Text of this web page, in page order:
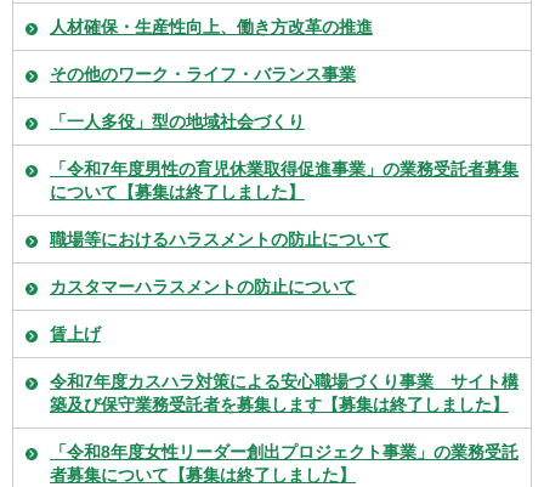
人材確保・生産性向上、働き方改革の推進
その他のワーク・ライフ・バランス事業
「一人多役」型の地域社会づくり
「令和7年度男性の育児休業取得促進事業」の業務受託者募集
について【募集は終了しました】
職場等におけるハラスメントの防止について
カスタマーハラスメントの防止について
賃上げ
令和7年度カスハラ対策による安心職場づくり事業 サイト構
築及び保守業務受託者を募集します【募集は終了しました】
「令和8年度女性リーダー創出プロジェクト事業」の業務受託
者募集について【募集は終了しました】